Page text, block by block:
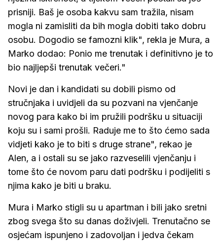
prisniji. Baš je osoba kakvu sam tražila, nisam
mogla ni zamisliti da bih mogla dobiti tako dobru
osobu. Dogodio se famozni klik", rekla je Mura, a
Marko dodao: Ponio me trenutak i definitivno je to
bio najljepši trenutak večeri."
Novi je dan i kandidati su dobili pismo od
stručnjaka i uvidjeli da su pozvani na vjenčanje
novog para kako bi im pružili podršku u situaciji
koju su i sami prošli. Raduje me to što ćemo sada
vidjeti kako je to biti s druge strane", rekao je
Alen, a i ostali su se jako razveselili vjenčanju i
tome što će novom paru dati podršku i podijeliti s
njima kako je biti u braku.
Mura i Marko stigli su u apartman i bili jako sretni
zbog svega što su danas doživjeli. Trenutačno se
osjećam ispunjeno i zadovoljan i jedva čekam